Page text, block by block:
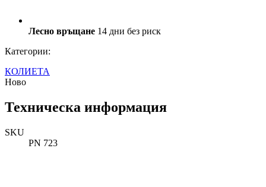
Лесно връщане 14 дни без риск
Категории:
КОЛИЕТА
Ново
Техническа информация
SKU
PN 723